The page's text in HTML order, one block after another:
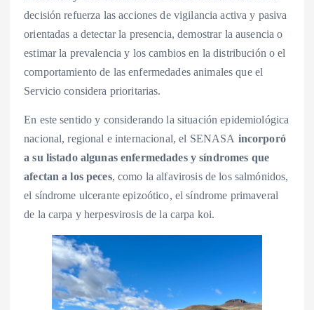
decisión refuerza las acciones de vigilancia activa y pasiva
orientadas a detectar la presencia, demostrar la ausencia o
estimar la prevalencia y los cambios en la distribución o el
comportamiento de las enfermedades animales que el
Servicio considera prioritarias.
En este sentido y considerando la situación epidemiológica
nacional, regional e internacional, el SENASA incorporó
a su listado algunas enfermedades y síndromes que
afectan a los peces, como la alfavirosis de los salmónidos,
el síndrome ulcerante epizoótico, el síndrome primaveral
de la carpa y herpesvirosis de la carpa koi.